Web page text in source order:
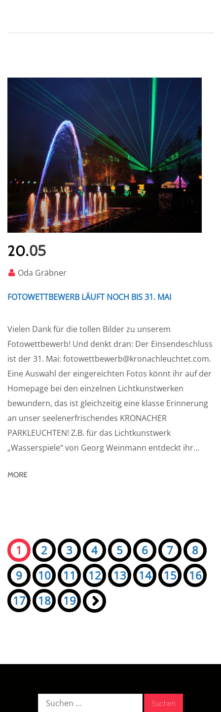
20.05
Oda Gräbner
FOTOWETTBEWERB LÄUFT NOCH BIS 31. MAI
Vielen Dank für die tollen Bilder zu unserem
Fotowettbewerb! Und denkt dran: Der Einsendeschluss
ist der 31. Mai: fotowettbewerb@kronachleuchtet.com.
Eine Auswahl der eingereichten Fotos könnt ihr auf der
Homepage bei den einzelnen Lichtkunstwerken
bewundern, das ist gleichzeitig eine klasse Erinnerung
an unser seelenerfrischendes KRONACHER
PARKLEUCHTEN! Z.B. für das Lichtkunstwerk
„Wasserspiele“ von Georg Weinmann entdeckt ihr...
MORE
Seiten:
1 2 3 4 5 6 7
8
9
10 11 12 13 14 15
16
17
18 19 »
Suche